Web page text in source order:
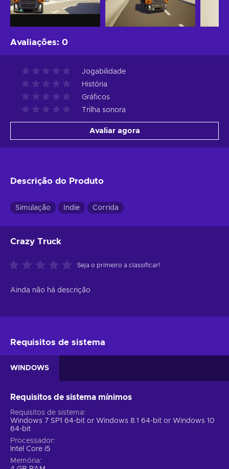
Avaliações: 0
Jogabilidade
História
Gráficos
Trilha sonora
Avaliar agora
Descrição do Produto
Simulação Indie Corrida
Crazy Truck
Seja o primeiro a classificar!
Ainda não há descrição
Requisitos de sistema
WINDOWS
Requisitos de sistema mínimos
Requisitos de sistema
Windows 7 SP1 64-bit or Windows 8.1 64-bit or Windows 10
64-bit
Processador
Intel Core i5
Memória